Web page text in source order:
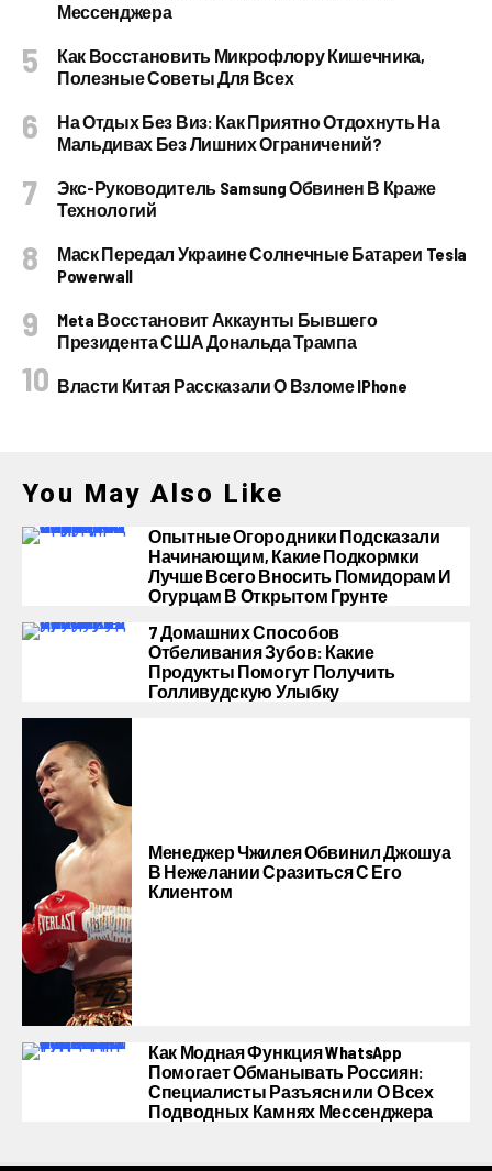
Мессенджера
Как Восстановить Микрофлору Кишечника,
Полезные Советы Для Всех
На Отдых Без Виз: Как Приятно Отдохнуть На
Мальдивах Без Лишних Ограничений?
Экс-Руководитель Samsung Обвинен В Краже
Технологий
Маск Передал Украине Солнечные Батареи Tesla
Powerwall
Meta Восстановит Аккаунты Бывшего
Президента США Дональда Трампа
Власти Китая Рассказали О Взломе IPhone
You May Also Like
Опытные Огородники Подсказали
Начинающим, Какие Подкормки
Лучше Всего Вносить Помидорам И
Огурцам В Открытом Грунте
7 Домашних Способов
Отбеливания Зубов: Какие
Продукты Помогут Получить
Голливудскую Улыбку
Менеджер Чжилея Обвинил Джошуа
В Нежелании Сразиться С Его
Клиентом
Как Модная Функция WhatsApp
Помогает Обманывать Россиян:
Специалисты Разъяснили О Всех
Подводных Камнях Мессенджера